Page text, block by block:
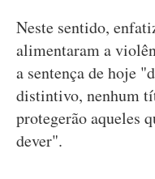
Neste sentido,
alimentaram a
a sentença de hoje
distintivo, nenhum
protegerão aqueles
dever".